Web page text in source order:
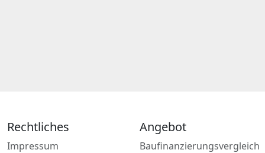
Rechtliches
Impressum
Angebot
Baufinanzierungsvergleich